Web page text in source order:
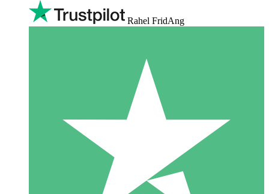
Rahel FridAng